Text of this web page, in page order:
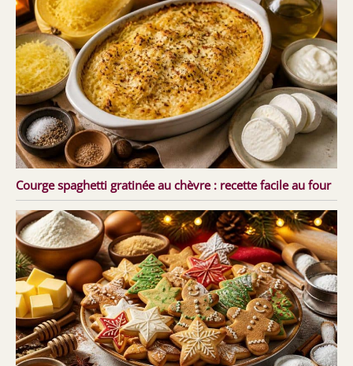
Courge spaghetti gratinée au chèvre : recette facile au four